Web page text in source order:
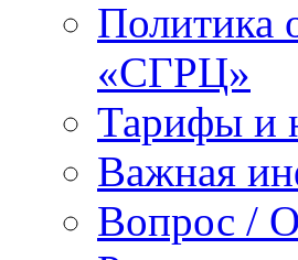
Политика
«СГРЦ»
Тарифы и
Важная
Вопрос /